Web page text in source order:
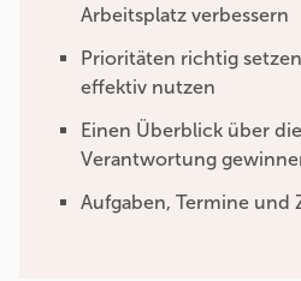
Arbeitsplatz verbessern
Prioritäten richtig
effektiv nutzen
Einen Überblick über
Verantwortung
Aufgaben, Termine und